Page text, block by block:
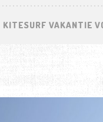
KITESURF VAKANTIE